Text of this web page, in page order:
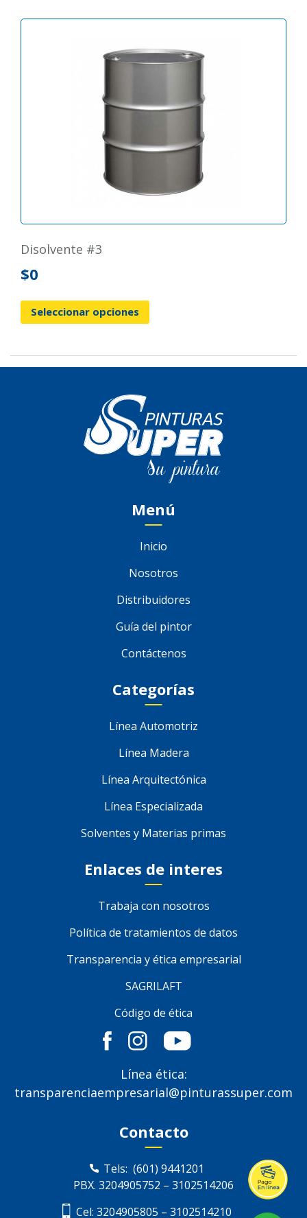
disolvente #3
$0
Seleccionar opciones
Menú
Inicio
Nosotros
Distribuidores
Guía del pintor
Contáctenos
Categorías
Línea Automotriz
Línea Madera
Línea Arquitectónica
Línea Especializada
Solventes y Materias primas
Enlaces de interes
Trabaja con nosotros
Política de tratamientos de datos
Transparencia y ética empresarial
SAGRILAFT
Código de ética
Línea ética:
transparenciaempresarial@pinturassuper.com
Contacto
Tels: (601) 9441201
PBX. 3204905752 – 3102514206
Cel: 3204905805 – 3102514210